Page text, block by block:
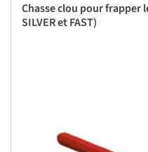
Chasse clou pour frapper
SILVER et FAST)